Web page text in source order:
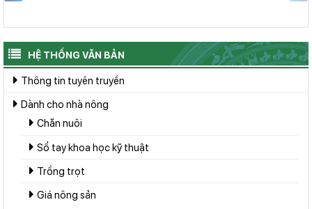
HỆ THỐNG VĂN BẢN
Thông tin tuyên truyền
Dành cho nhà nông
Chăn nuôi
Sổ tay khoa học kỹ thuật
Trồng trọt
Giá nông sản